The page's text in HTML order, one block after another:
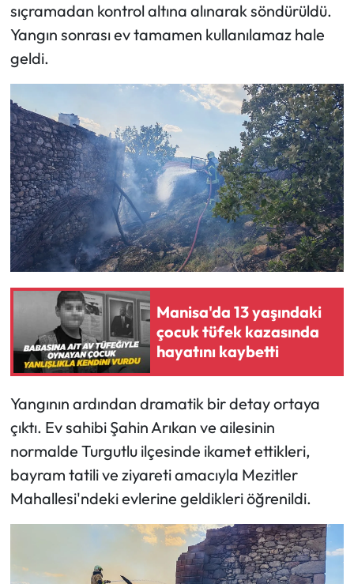
sıçramadan kontrol altına alınarak söndürüldü.
Yangın sonrası ev tamamen kullanılamaz hale
geldi.
Manisa'da 13 yaşındaki
çocuk tüfek kazasında
hayatını kaybetti
Yangının ardından dramatik bir detay ortaya
çıktı. Ev sahibi Şahin Arıkan ve ailesinin
normalde Turgutlu ilçesinde ikamet ettikleri,
bayram tatili ve ziyareti amacıyla Mezitler
Mahallesi'ndeki evlerine geldikleri öğrenildi.